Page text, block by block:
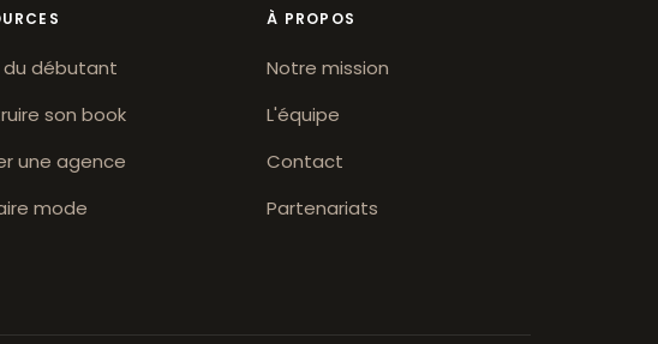
du débutant
son book
une agence
mode
À PROPOS
Notre mission
L'équipe
Contact
Partenariats